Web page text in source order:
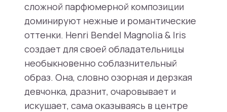
сложной парфюмерной композиции
доминируют нежные и романтические
оттенки. Henri Bendel Magnolia & Iris
создает для своей обладательницы
необыкновенно соблазнительный
образ. Она, словно озорная и дерзкая
девчонка, дразнит, очаровывает и
искушает, сама оказываясь в центре